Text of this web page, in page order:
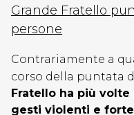
Grande Fratello
persone
Contrariamente a
corso della puntata
Fratello ha più
gesti violenti e